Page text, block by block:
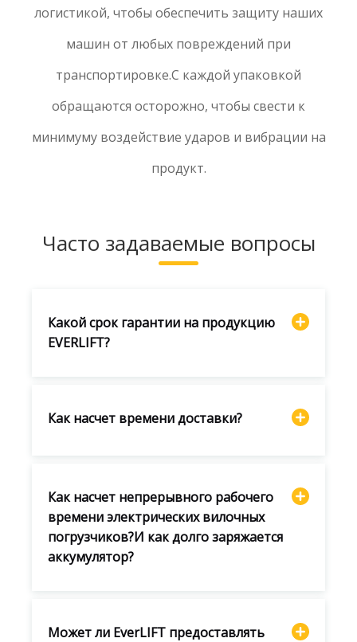
логистикой, чтобы обеспечить защиту наших
машин от любых повреждений при
транспортировке.С каждой упаковкой
обращаются осторожно, чтобы свести к
минимуму воздействие ударов и вибрации на
продукт.
Часто задаваемые вопросы
Какой срок гарантии на продукцию
EVERLIFT?
Как насчет времени доставки?
Как насчет непрерывного рабочего
времени электрических вилочных
погрузчиков?И как долго заряжается
аккумулятор?
Может ли EverLIFT предоставлять